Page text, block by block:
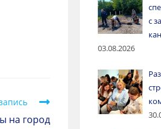
на город
с
03.08.2026